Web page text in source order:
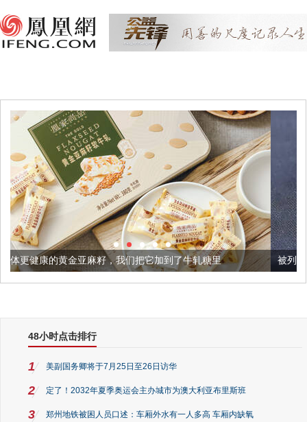
籽，我们把它加到了牛轧糖里 被列入佛家七宝的它到底有
48小时点击排行
1 美副国务卿将于7月25日至26日访华
2 定了！2032年夏季奥运会主办城市为澳大利亚布里斯班
3 郑州地铁被困人员口述：车厢外水有一人多高 车厢内缺氧